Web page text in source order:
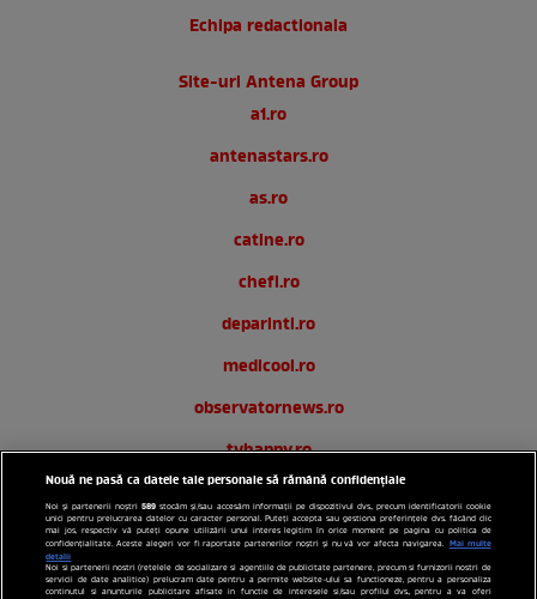
Echipa redactionala
Site-uri Antena Group
a1.ro
antenastars.ro
as.ro
catine.ro
chefi.ro
deparinti.ro
medicool.ro
observatornews.ro
tvhappy.ro
useit.ro
zutv.ro
Trends AntenaPLAY
Nouă ne pasă ca datele tale personale să rămână confidențiale
Noi și partenerii noștri589 stocăm și/sau accesăm informații pe dispozitivul dvs., precum identificatorii cookie
unici pentru prelucrarea datelor cu caracter personal. Puteți accepta sau gestiona preferințele dvs. făcând clic
mai jos, respectiv vă puteți opune utilizării unui interes legitim în orice moment pe pagina cu politica de
confidențialitate. Aceste alegeri vor fi raportate partenerilor noștri și nu vă vor afecta navigarea. Mai multe
detalii
Noi si partenerii nostri (retelele de socializare si agentiile de publicitate partenere, precum si furnizorii nostri de
servicii de date analitice) prelucram date pentru a permite website-ului sa functioneze, pentru a personaliza
continutul si anunturile publicitare afisate in functie de interesele si/sau profilul dvs., pentru a va oferi